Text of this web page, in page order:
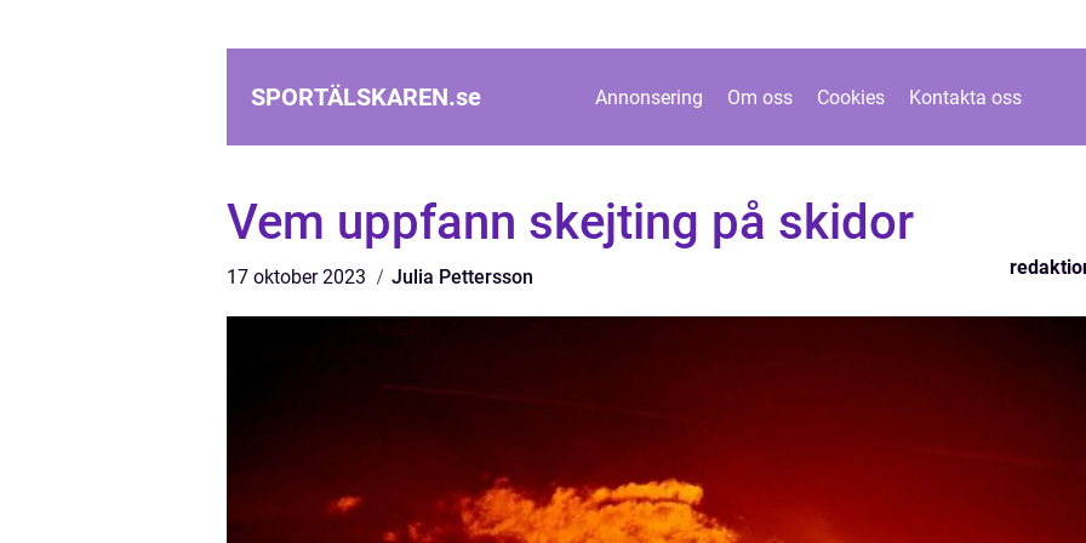
SPORTÄLSKAREN.se Annonsering Om oss Cookies Kontakta oss
Vem uppfann skejting på skidor
17 oktober 2023 Julia Pettersson